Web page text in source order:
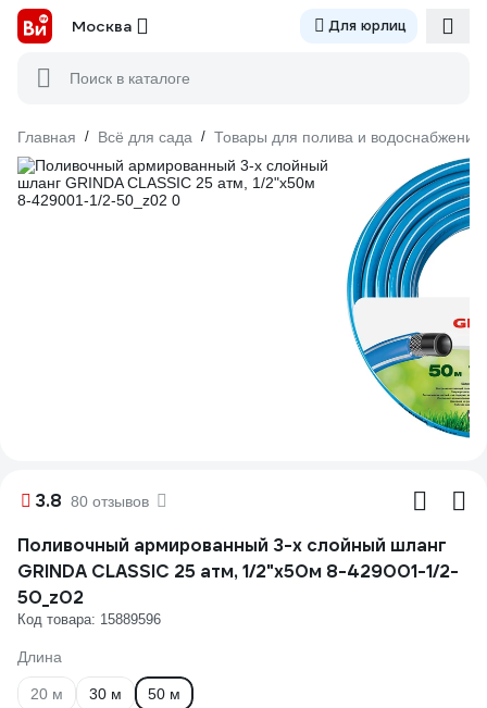
Москва Для юрлиц
Поиск в каталоге
Главная / Всё для сада / Товары для полива и водоснабжения
3.8 80 отзывов
Поливочный армированный 3-х слойный шланг
GRINDA CLASSIC 25 атм, 1/2"х50м 8-429001-1/2-
50_z02
Код товара: 15889596
Длина
20 м 30 м 50 м